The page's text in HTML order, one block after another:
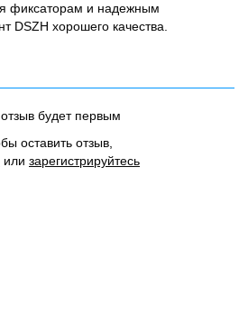
фиксаторам и надежным
DSZH хорошего качества.
будет первым
оставить отзыв,
или зарегистрируйтесь